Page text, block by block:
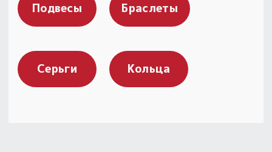
Подвесы Браслеты
Серьги Кольца